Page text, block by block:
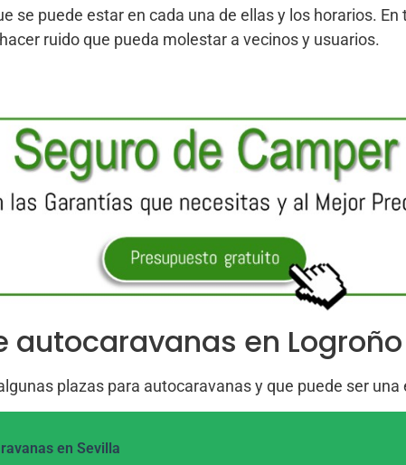
se puede estar en cada una de ellas y los horarios.
ruido que pueda molestar a vecinos y usuarios.
autocaravanas en Logroño
plazas para autocaravanas y que puede ser
en Sevilla